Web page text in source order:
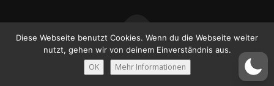
Copyright © 2026– OnePressTheme von FameThemes
Diese Webseite benutzt Cookies. Wenn du die Webseite weiter
nutzt, gehen wir von deinem Einverständnis aus.
OK Mehr Informationen